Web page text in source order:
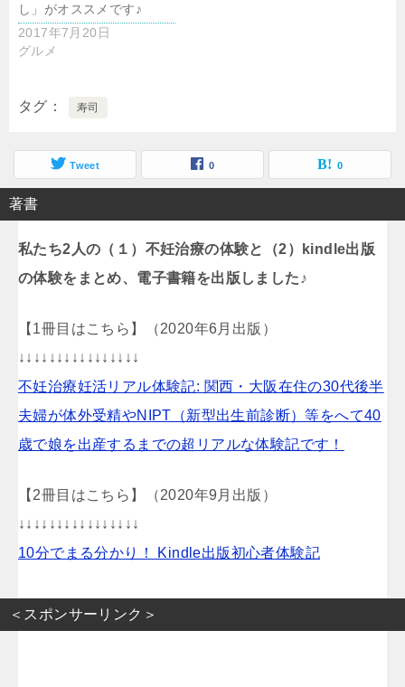
し」がオススメです♪
2017年7月20日
グルメ
タグ 寿司
Tweet 0 0
著書
私たち2人の（１）不妊治療の体験と（2）kindle出版
の体験をまとめ、電子書籍を出版しました♪
【1冊目はこちら】（2020年6月出版）
↓↓↓↓↓↓↓↓↓↓↓↓↓↓↓↓
不妊治療妊活リアル体験記: 関西・大阪在住の30代後半
夫婦が体外受精やNIPT（新型出生前診断）等をへて40
歳で娘を出産するまでの超リアルな体験記です！
【2冊目はこちら】（2020年9月出版）
↓↓↓↓↓↓↓↓↓↓↓↓↓↓↓↓
10分でまる分かり！ Kindle出版初心者体験記
＜スポンサーリンク＞